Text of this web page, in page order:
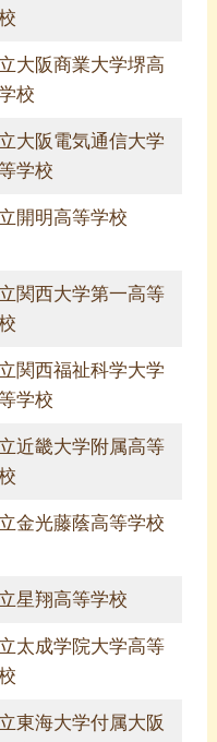
大阪商業大学堺高
校
大阪電気通信大学
学校
開明高等学校
関西大学第一高等
関西福祉科学大学
学校
近畿大学附属高等
金光藤蔭高等学校
星翔高等学校
太成学院大学高等
東海大学付属大阪